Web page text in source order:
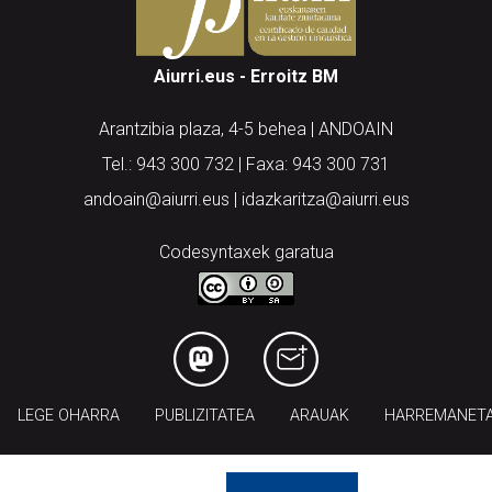
Aiurri.eus - Erroitz BM
Arantzibia plaza, 4-5 behea | ANDOAIN
Tel.: 943 300 732 | Faxa: 943 300 731
andoain@aiurri.eus | idazkaritza@aiurri.eus
Codesyntaxek garatua
LEGE OHARRA PUBLIZITATEA ARAUAK